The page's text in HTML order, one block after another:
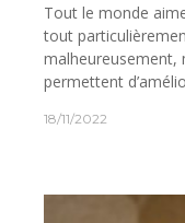
Tout le monde
tout
malheureusement,
permettent
18/11/2022